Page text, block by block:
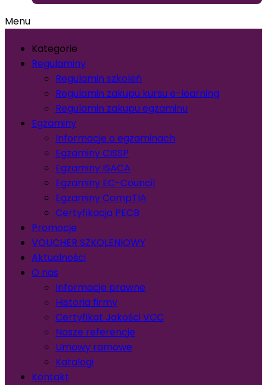
Menu
Kategorie
Regulaminy
Regulamin szkoleń
Regulamin zakupu kursu e-learning
Regulamin zakupu egzaminu
Egzaminy
Informacje o egzaminach
Egzaminy CISSP
Egzaminy ISACA
Egzaminy EC-Council
Egzaminy CompTIA
Certyfikacja PECB
Promocje
VOUCHER SZKOLENIOWY
Aktualności
O nas
Informacje prawne
Historia firmy
Certyfikat Jakości VCC
Nasze referencje
Umowy ramowe
Katalogi
Kontakt